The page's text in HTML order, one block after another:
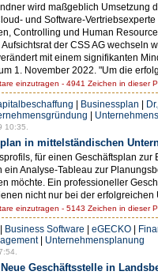
wird maßgeblich
und Software-
Controlling und Human
der CSS AG
mit einem signifikanten
1. November 2022. "Um die
einzutragen - 4941 Zeichen in dieser
| Businessplan |
|
10:35.
in mittelständischen
für einen Geschäftsplan
Analyse-Tableau zur
möchte. Ein professioneller
nicht nur bei der
einzutragen - 5143 Zeichen in dieser
Business Software | eGECKO |
| Unternehmensplanung
Geschäftsstelle in